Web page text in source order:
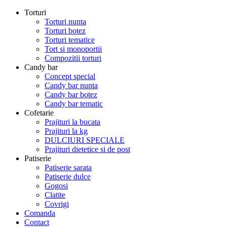
Torturi
Torturi nunta
Torturi botez
Torturi tematice
Tort si monoportii
Compozitii torturi
Candy bar
Concept special
Candy bar nunta
Candy bar botez
Candy bar tematic
Cofetarie
Prajituri la bucata
Prajituri la kg
DULCIURI SPECIALE
Prajituri dietetice si de post
Patiserie
Patiserie sarata
Patiserie dulce
Gogosi
Clatite
Covrigi
Comanda
Contact